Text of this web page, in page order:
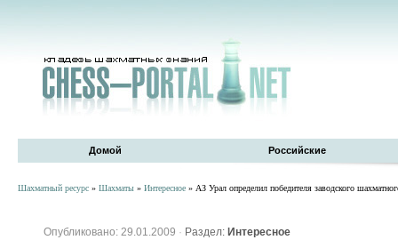
Домой Российские
Шахматный ресурс » Шахматы » Интересное » АЗ Урал определил победителя заводского
Опубликовано: 29.01.2009 · Раздел: Интересное